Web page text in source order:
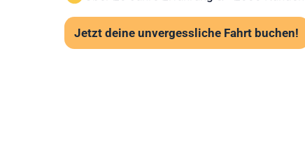
Jetzt deine unvergessliche Fahrt buchen!